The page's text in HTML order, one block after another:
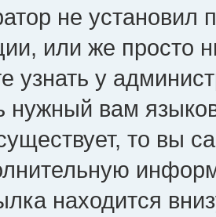
не установил
или же просто
узнать у
нужный вам
то вы
находится